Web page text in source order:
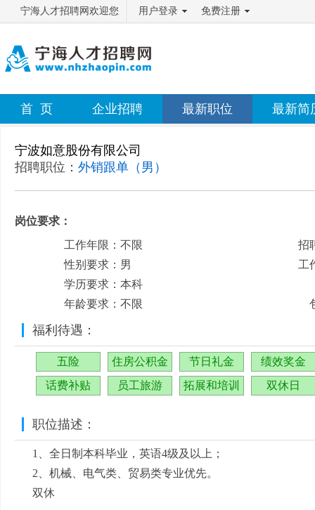
宁海人才招聘网欢迎您 用户登录 免费注册
首 页 企业招聘 最新职位 最新简
宁波如意股份有限公司
招聘职位： 外销跟单（男）
岗位要求：
工作年限：不限
性别要求：男
学历要求：本科
年龄要求：不限
招
工
福利待遇：
五险 住房公积金 节日礼金
绩效奖金
话费补贴
员工旅游 拓展和培训 双休日
职位描述：
1、全日制本科毕业，英语4级及以上；
2、机械、电气类、贸易类专业优先。
双休